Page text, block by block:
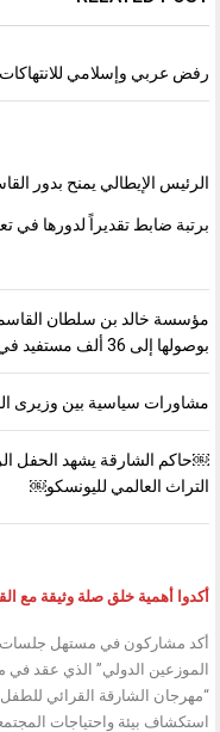
رفض عربي وإسلامي للانتهاكات
الرئيس الإيطالي يمنح بدور
برتبة ضابط تقديراً لدورها في
مؤسسة خالد بن سلطان
بوصولها إلى 36 ألف مستفيد في 3 دول عام 2025￼
مشاورات سياسية بين وزيرى
￼حاكم الشارقة يشهد الحفل
التراث العالمي لليونسكو￼
أكدوا أهمية خلق صلة وثيقة مع
أكد مشاركون في مستهل جلسات
الموزعين الدولي” الذي عقد في
استكشاف بيئة واحتياجات